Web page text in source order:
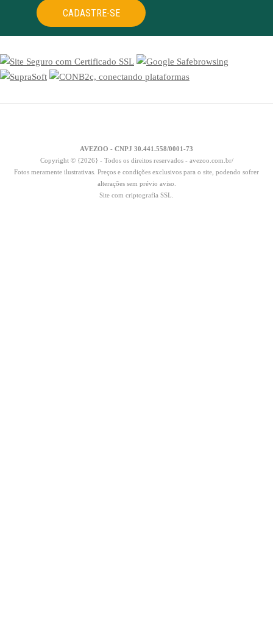
CADASTRE-SE
AVEZOO - CNPJ 30.441.558/0001-73
Copyright © {2026} - Todos os direitos reservados - avezoo.com.br/
Fotos meramente ilustrativas. Preços e condições exclusivos para o site, podendo sofrer
alterações sem prévio aviso.
Site com criptografia SSL.